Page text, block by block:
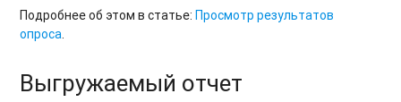
Подробнее об этом в статье:Просмотр результатов
опроса.
Выгружаемый отчет